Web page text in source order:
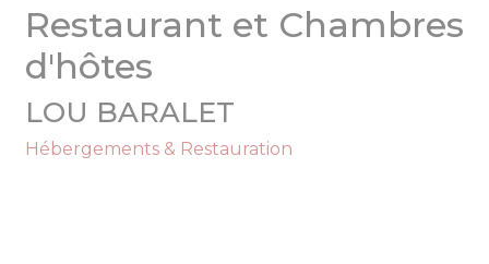
Restaurant et Chambres
d'hôtes
LOU BARALET
Hébergements & Restauration